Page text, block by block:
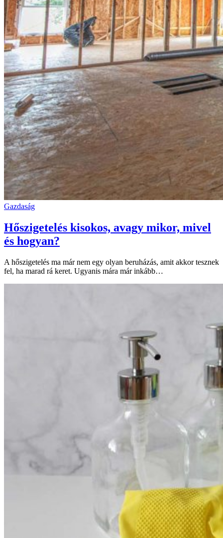
Gazdaság
Hőszigetelés kisokos, avagy mikor, mivel
és hogyan?
A hőszigetelés ma már nem egy olyan beruházás, amit akkor tesznek
fel, ha marad rá keret. Ugyanis mára már inkább…